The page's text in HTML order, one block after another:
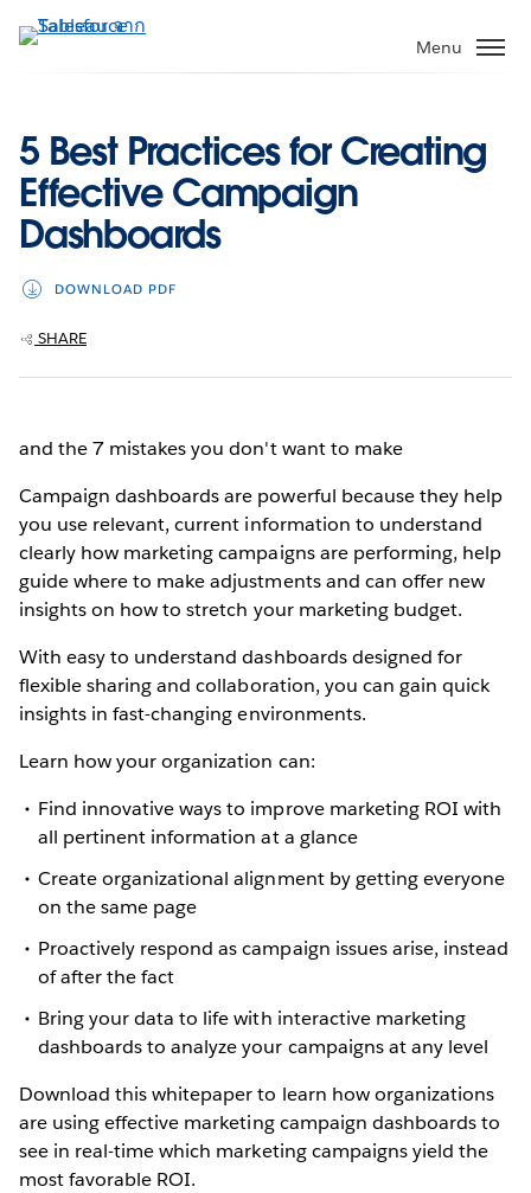
ไป
Menu
5 Best Practices for Creating
Effective Campaign
Dashboards
DOWNLOAD PDF
SHARE
and the 7 mistakes you don't want to make
Campaign dashboards are powerful because they help
you use relevant, current information to understand
clearly how marketing campaigns are performing, help
guide where to make adjustments and can offer new
insights on how to stretch your marketing budget.
With easy to understand dashboards designed for
flexible sharing and collaboration, you can gain quick
insights in fast-changing environments.
Learn how your organization can:
Find innovative ways to improve marketing ROI with
all pertinent information at a glance
Create organizational alignment by getting everyone
on the same page
Proactively respond as campaign issues arise, instead
of after the fact
Bring your data to life with interactive marketing
dashboards to analyze your campaigns at any level
Download this whitepaper to learn how organizations
are using effective marketing campaign dashboards to
see in real-time which marketing campaigns yield the
most favorable ROI.